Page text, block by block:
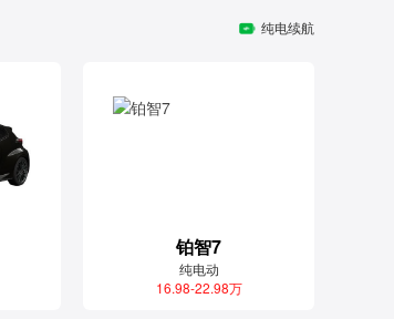
纯电续航
铂智7
纯电动
16.98-22.98万